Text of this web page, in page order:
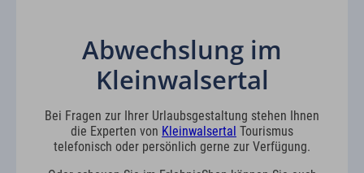
Abwechslung im
Kleinwalsertal
Bei Fragen zur Ihrer Urlaubsgestaltung stehen Ihnen
die Experten von Kleinwalsertal Tourismus
telefonisch oder persönlich gerne zur Verfügung.